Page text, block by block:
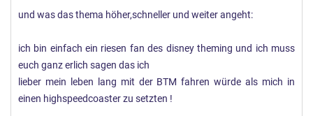
und was das thema höher,schneller und weiter angeht:
ich bin einfach ein riesen fan des disney theming und ich muss
euch ganz erlich sagen das ich
lieber mein leben lang mit der BTM fahren würde als mich in
einen highspeedcoaster zu setzten !